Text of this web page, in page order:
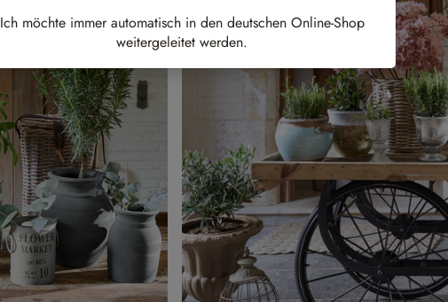
Ich möchte immer automatisch in den deutschen Online-Shop
weitergeleitet werden.